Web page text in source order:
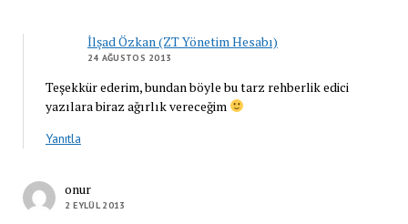
İlşad Özkan (ZT Yönetim Hesabı)
24 AĞUSTOS 2013
Teşekkür ederim, bundan böyle bu tarz rehberlik edici
yazılara biraz ağırlık vereceğim
Yanıtla
onur
2 EYLÜL 2013